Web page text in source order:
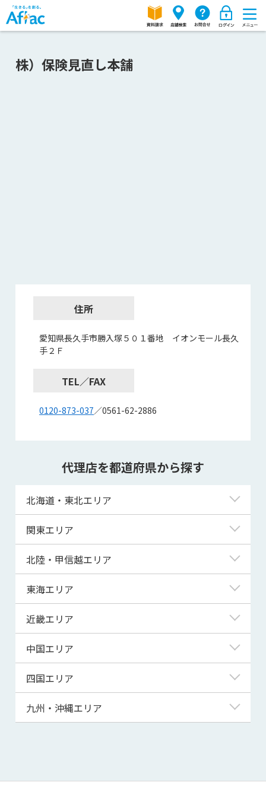
株）保険見直し本舗
住所
愛知県長久手市勝入塚５０１番地 イオンモール長久
手２Ｆ
TEL／FAX
0120-873-037／0561-62-2886
代理店を都道府県から探す
北海道・東北エリア
北海道
青森県
宮城県
秋田県
山形県
関東エリア
東京都
神奈川県
埼玉県
千葉県
茨城県
群馬県
北陸・甲信越エリア
新潟県
富山県
福井県
山梨県
長野県
東海エリア
岐阜県
静岡県
三重県
近畿エリア
滋賀県
京都府
大阪府
兵庫県
和歌山県
中国エリア
鳥取県
島根県
山口県
四国エリア
徳島県
高知県
九州・沖縄エリア